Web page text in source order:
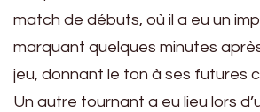
match de débuts, où il a eu un
marquant quelques minutes
jeu, donnant le ton à ses futures
Un autre tournant a eu lieu lors